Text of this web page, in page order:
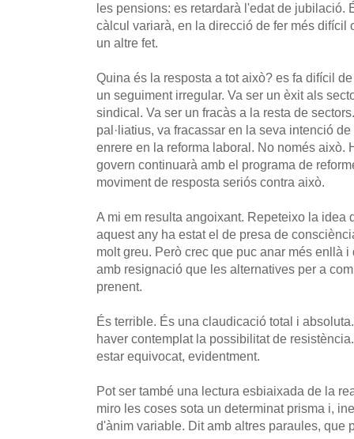
les pensions: es retardarà l'edat de jubilació.
càlcul variarà, en la direcció de fer més difícil
un altre fet.
Quina és la resposta a tot això? es fa difícil
un seguiment irregular. Va ser un èxit als
sindical. Va ser un fracàs a la resta de
pal·liatius, va fracassar en la seva intenció
enrere en la reforma laboral. No només això.
govern continuarà amb el programa de
moviment de resposta seriós contra això.
A mi em resulta angoixant. Repeteixo la idea
aquest any ha estat el de presa de
molt greu. Però crec que puc anar més enllà
amb resignació que les alternatives per a
prenent.
És terrible. És una claudicació total i
haver contemplat la possibilitat de
estar equivocat, evidentment.
Pot ser també una lectura esbiaixada de la
miro les coses sota un determinat prisma i,
d'ànim variable. Dit amb altres paraules, que